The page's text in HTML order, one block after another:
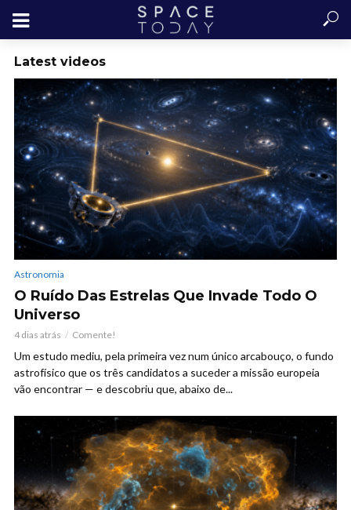
Latest videos
Astronomia
O Ruído Das Estrelas Que Invade Todo O
Universo
4 dias atrás Comente!
Um estudo mediu, pela primeira vez num único arcabouço, o fundo
astrofísico que os três candidatos a suceder a missão europeia
vão encontrar — e descobriu que, abaixo de...